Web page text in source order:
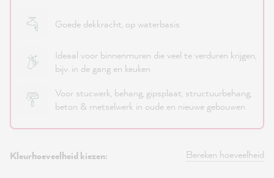
Goede dekkracht, op waterbasis
Ideaal voor binnenmuren die veel te verduren krijgen,
bijv. in de gang en keuken
Voor stucwerk, behang, gipsplaat, structuurbehang,
beton & metselwerk in oude en nieuwe gebouwen
Kleurhoeveelheid kiezen: Bereken hoeveelheid